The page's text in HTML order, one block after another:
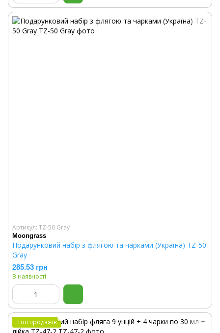
Артикул: TZ-50 Gray
Moongrass
Подарунковий набір з флягою та чарками (Україна) TZ-50
Gray
285.53 грн
В наявності
Топ продажів